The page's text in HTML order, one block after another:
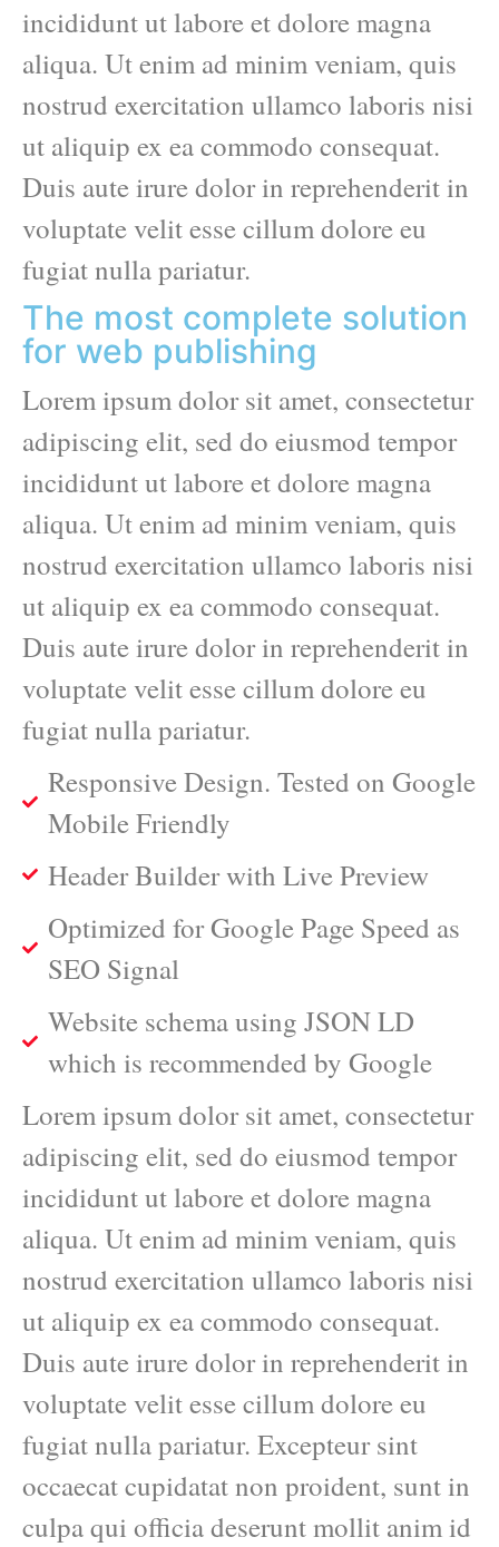
incididunt ut labore et dolore magna
aliqua. Ut enim ad minim veniam, quis
nostrud exercitation ullamco laboris nisi
ut aliquip ex ea commodo consequat.
Duis aute irure dolor in reprehenderit in
voluptate velit esse cillum dolore eu
fugiat nulla pariatur.
The most complete solution
for web publishing
Lorem ipsum dolor sit amet, consectetur
adipiscing elit, sed do eiusmod tempor
incididunt ut labore et dolore magna
aliqua. Ut enim ad minim veniam, quis
nostrud exercitation ullamco laboris nisi
ut aliquip ex ea commodo consequat.
Duis aute irure dolor in reprehenderit in
voluptate velit esse cillum dolore eu
fugiat nulla pariatur.
Responsive Design. Tested on Google
Mobile Friendly
Header Builder with Live Preview
Optimized for Google Page Speed as
SEO Signal
Website schema using JSON LD
which is recommended by Google
Lorem ipsum dolor sit amet, consectetur
adipiscing elit, sed do eiusmod tempor
incididunt ut labore et dolore magna
aliqua. Ut enim ad minim veniam, quis
nostrud exercitation ullamco laboris nisi
ut aliquip ex ea commodo consequat.
Duis aute irure dolor in reprehenderit in
voluptate velit esse cillum dolore eu
fugiat nulla pariatur. Excepteur sint
occaecat cupidatat non proident, sunt in
culpa qui officia deserunt mollit anim id